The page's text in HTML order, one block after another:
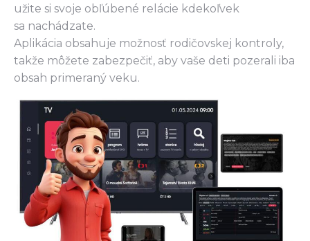
užite si svoje obľúbené relácie kdekoľvek
sa nachádzate.
Aplikácia obsahuje možnosť rodičovskej kontroly,
takže môžete zabezpečiť, aby vaše deti pozerali iba
obsah primeraný veku.